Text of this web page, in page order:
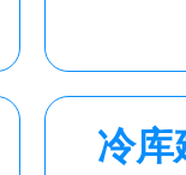
冷库